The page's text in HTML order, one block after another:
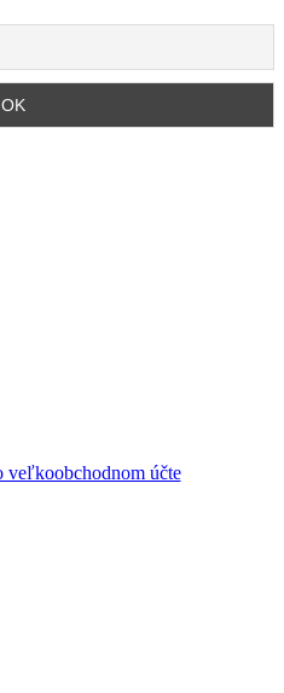
veľkoobchodnom účte